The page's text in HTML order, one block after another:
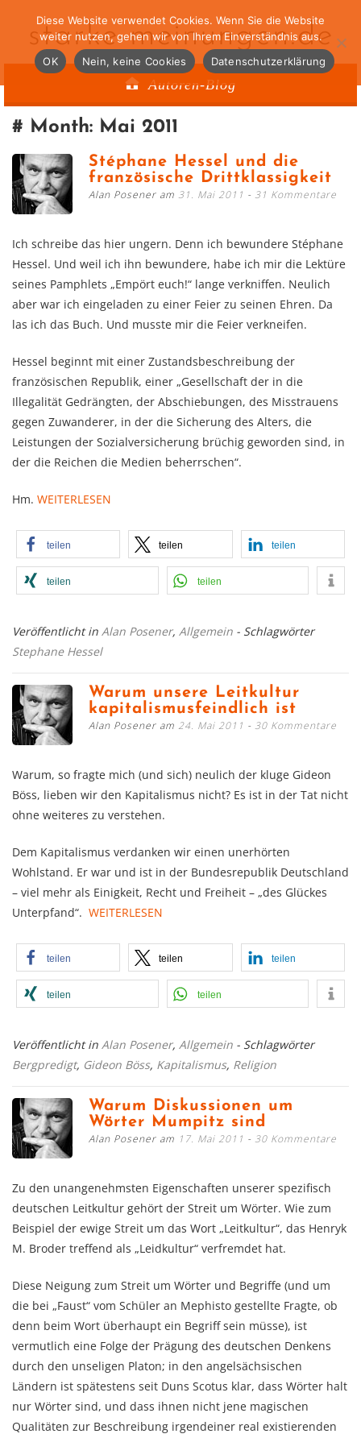
starke-meinungen.de
Autoren-Blog
Month: Mai 2011
Stéphane Hessel und die
französische Drittklassigkeit
Alan Posener am 31. Mai 2011 31 Kommentare
Ich schreibe das hier ungern. Denn ich bewundere Stéphane
Hessel. Und weil ich ihn bewundere, habe ich mir die Lektüre
seines Pamphlets „Empört euch!“ lange verkniffen. Neulich
aber war ich eingeladen zu einer Feier zu seinen Ehren. Da
las ich das Buch. Und musste mir die Feier verkneifen.
Hessel beginnt mit einer Zustandsbeschreibung der
französischen Republik, einer „Gesellschaft der in die
Illegalität Gedrängten, der Abschiebungen, des Misstrauens
gegen Zuwanderer, in der die Sicherung des Alters, die
Leistungen der Sozialversicherung brüchig geworden sind, in
der die Reichen die Medien beherrschen“.
Hm. WEITERLESEN
teilen teilen teilen
teilen teilen
Veröffentlicht in Alan Posener, Allgemein - Schlagwörter
Stephane Hessel
Warum unsere Leitkultur
kapitalismusfeindlich ist
Alan Posener am 24. Mai 2011 30 Kommentare
Warum, so fragte mich (und sich) neulich der kluge Gideon
Böss, lieben wir den Kapitalismus nicht? Es ist in der Tat nicht
ohne weiteres zu verstehen.
Dem Kapitalismus verdanken wir einen unerhörten
Wohlstand. Er war und ist in der Bundesrepublik Deutschland
– viel mehr als Einigkeit, Recht und Freiheit – „des Glückes
Unterpfand“. WEITERLESEN
teilen teilen teilen
teilen teilen
Veröffentlicht in Alan Posener, Allgemein - Schlagwörter
Bergpredigt, Gideon Böss, Kapitalismus, Religion
Warum Diskussionen um
Wörter Mumpitz sind
Alan Posener am 17. Mai 2011 30 Kommentare
Zu den unangenehmsten Eigenschaften unserer spezifisch
deutschen Leitkultur gehört der Streit um Wörter. Wie zum
Beispiel der ewige Streit um das Wort „Leitkultur“, das Henryk
M. Broder treffend als „Leidkultur“ verfremdet hat.
Diese Neigung zum Streit um Wörter und Begriffe (und um
die bei „Faust“ vom Schüler an Mephisto gestellte Fragte, ob
denn beim Wort überhaupt ein Begriff sein müsse), ist
vermutlich eine Folge der Prägung des deutschen Denkens
durch den unseligen Platon; in den angelsächsischen
Ländern ist spätestens seit Duns Scotus klar, dass Wörter halt
nur Wörter sind, und dass ihnen nicht jene magischen
Qualitäten zur Beschreibung irgendeiner real existierenden
Diese Website verwendet Cookies. Wenn Sie die Website
weiter nutzen, gehen wir von Ihrem Einverständnis aus.
OK
Nein, keine Cookies Datenschutzerklärung